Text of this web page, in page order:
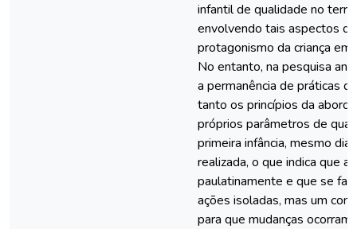
infantil de qualidade no
envolvendo tais aspectos
protagonismo da criança
No entanto, na pesquisa
a permanência de práticas
tanto os princípios da
próprios parâmetros de
primeira infância, mesmo
realizada, o que indica que
paulatinamente e que se
ações isoladas, mas um
para que mudanças